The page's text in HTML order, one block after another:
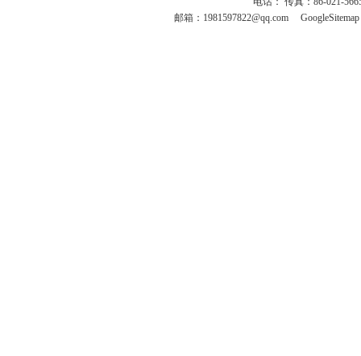
邮箱： 1981597822@qq.com GoogleSitemap